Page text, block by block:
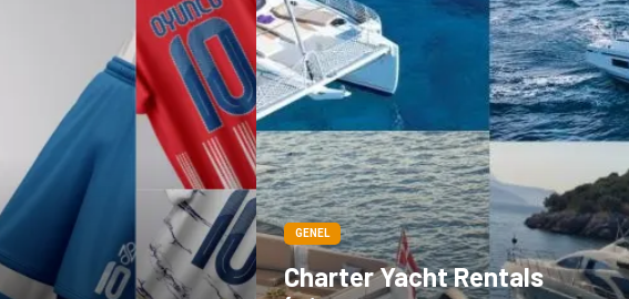
GENEL
Charter Yacht Rentals